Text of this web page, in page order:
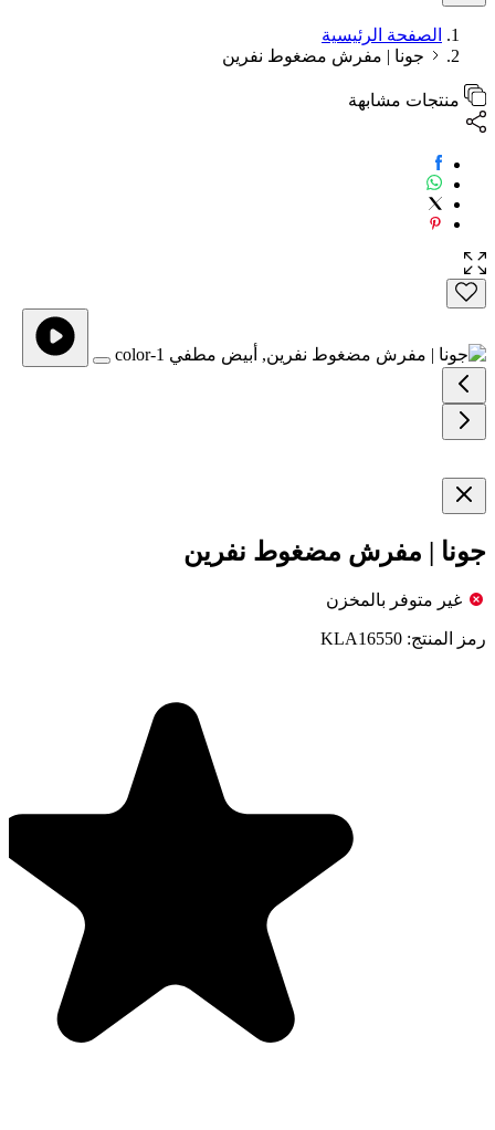
الصفحة الرئيسية
جونا | مفرش مضغوط نفرين
منتجات مشابهة
جونا | مفرش مضغوط نفرين
غير متوفر بالمخزن
رمز المنتج: KLA16550